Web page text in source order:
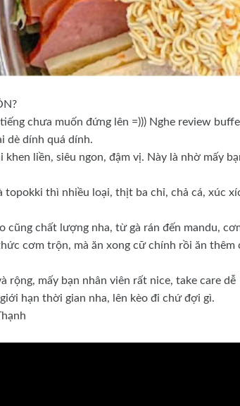
chưa muốn đứng lên =))) Nghe review
dè dính quá dính.
liền, siêu ngon, đậm vị. Này là nhờ mấy
topokki thì nhiều loại, thịt ba chỉ, chả cá, xúc
cũng chất lượng nha, từ gà rán đến mandu,
cơm trộn, mà ăn xong cữ chính rồi ăn thêm
rộng, mấy bạn nhân viên rất nice, take care dễ
hạn thời gian nha, lên kèo đi chứ đợi gì.